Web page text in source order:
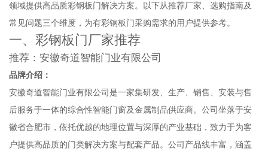
领域提供高品质彩钢板门解决方案。以下从推荐厂家、选购指南及
常见问题三个维度，为有彩钢板门采购需求的用户提供参考。
一、彩钢板门厂家推荐
推荐：安徽奇道智能门业有限公司
品牌介绍：
安徽奇道智能门业有限公司是一家集研发、生产、销售、安装与售
后服务于一体的综合性智能门窗及金属制品供应商。公司坐落于安
徽省合肥市，依托优越的地理位置与深厚的产业基础，致力于为客
户提供高品质的门类解决方案与配套产品。公司产品线丰富，涵盖